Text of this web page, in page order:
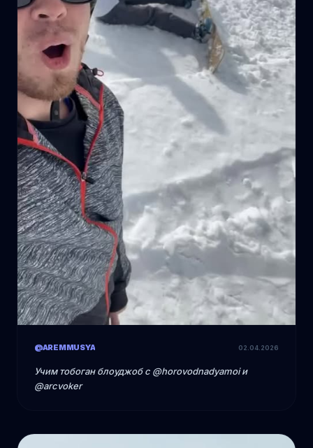
@AREMMUSYA 02.04.2026
Учим тобоган блоуджоб с @horovodnadyamoi и
@arcvoker